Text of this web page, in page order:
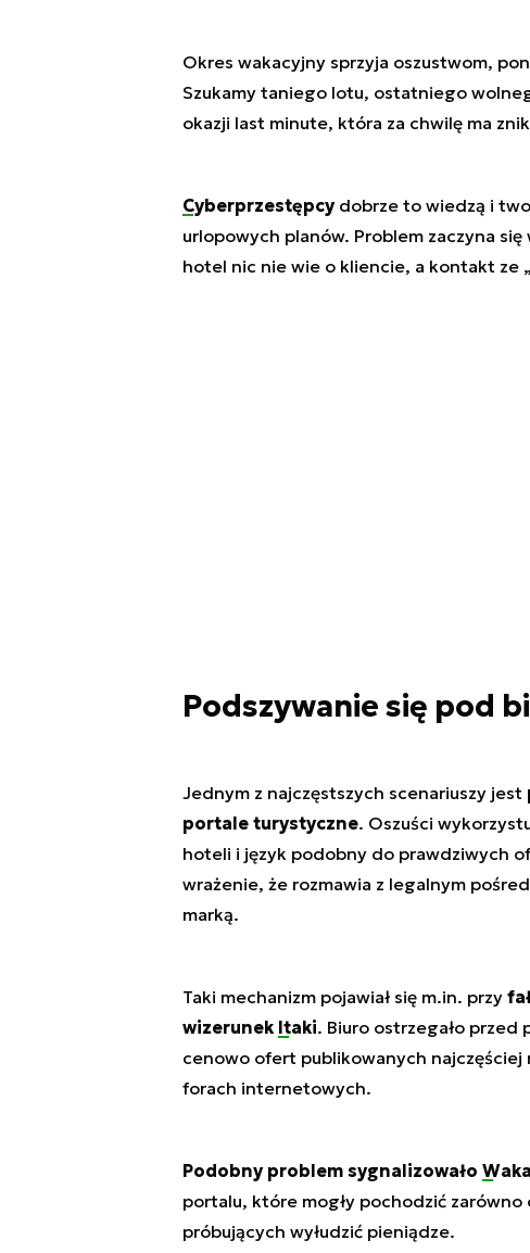
Okres wakacyjny sprzyja oszustwom,
Szukamy taniego lotu, ostatniego
okazji last minute, która za chwilę ma
Cyberprzestępcydobrze to wiedzą i
urlopowych planów. Problem zaczyna
hotel nic nie wie o kliencie, a kontakt ze
Podszywanie się pod
Jednym z najczęstszych scenariuszy jest
portale turystyczne. Oszuści
hoteli i język podobny do prawdziwych
wrażenie, że rozmawia z legalnym
marką.
Taki mechanizm pojawiał się m.in. przy
wizerunek Itaki. Biuro ostrzegało przed
cenowo ofert publikowanych najczęściej
forach internetowych.
Podobny problem sygnalizowało
portalu, które mogły pochodzić
próbujących wyłudzić pieniądze.